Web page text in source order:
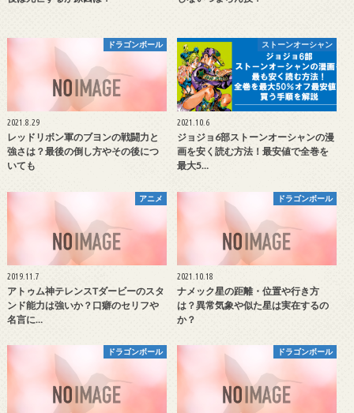
ドラゴンボール
2021.8.29
レッドリボン軍のブヨンの戦闘力と
強さは？最後の倒し方やその後につ
いても
ストーンオーシャン
2021.10.6
ジョジョ6部ストーンオーシャンの漫
画を安く読む方法！最安値で全巻を
最大5…
アニメ
2019.11.7
アトゥム神テレンスTダービーのスタ
ンド能力は強いか？口癖のセリフや
名言に…
ドラゴンボール
2021.10.18
ナメック星の距離・位置や行き方
は？異常気象や似た星は実在するの
か？
ドラゴンボール ドラゴンボール